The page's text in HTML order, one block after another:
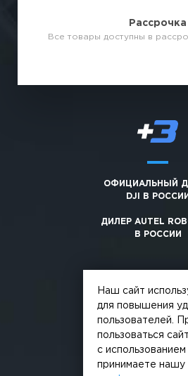
Рассрочка
Все товары доступны в
ОФИЦИАЛЬНЫЙ
DJI В РОССИИ
ДИЛЕР AUTEL
В РОССИИ
© 2026, +3. Все права
Обработка
Наш сайт
для повышения
пользователей.
пользоваться
с
принимаете нашу